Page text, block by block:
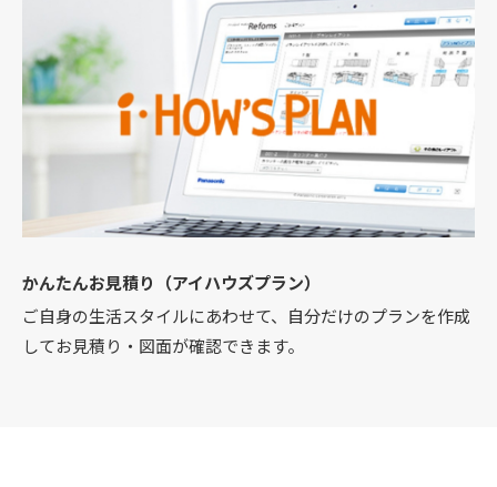
かんたんお見積り（アイハウズプラン）
ご自身の生活スタイルにあわせて、自分だけのプランを作成
してお見積り・図面が確認できます。